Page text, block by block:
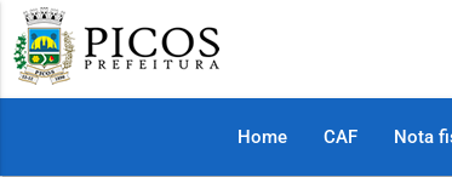
Home CAF Nota